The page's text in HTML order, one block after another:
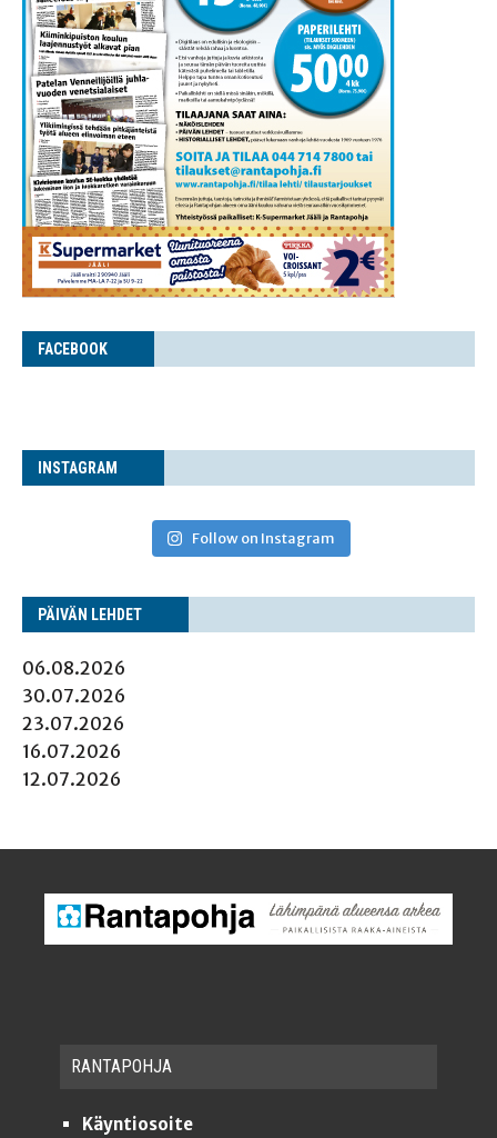
FACE­BOOK
INS­TA­GRAM
Follow on Instagram
PÄI­VÄN LEHDET
06.08.2026
30.07.2026
23.07.2026
16.07.2026
12.07.2026
RAN­TA­POH­JA
Käyntiosoite